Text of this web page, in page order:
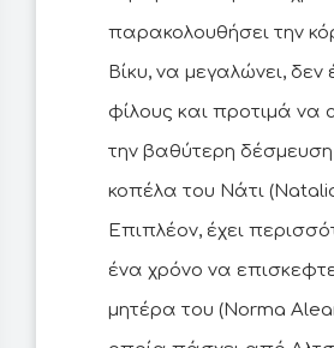
παρακολουθήσει την
Βίκυ, να μεγαλώνει, δεν
φίλους και προτιμά να
την βαθύτερη δέσμευση
κοπέλα του Νάτι
Επιπλέον, έχει
ένα χρόνο να
μητέρα του (Norma